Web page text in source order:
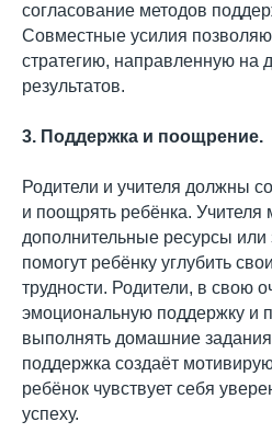
согласование методов
Совместные усилия
стратегию, направленную на
результатов.
3. Поддержка и поощрение.
Родители и учителя должны
и поощрять ребёнка. Учителя
дополнительные ресурсы или
помогут ребёнку углубить
трудности. Родители, в свою
эмоциональную поддержку и
выполнять домашние
поддержка создаёт
ребёнок чувствует себя
успеху.